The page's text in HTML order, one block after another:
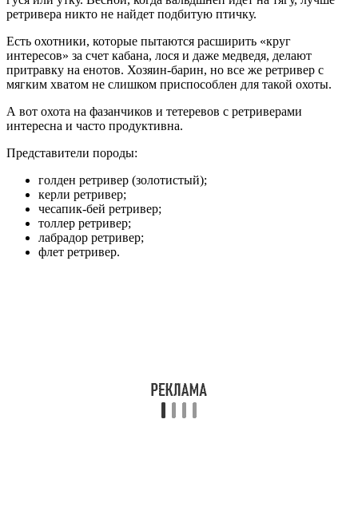
ретривера никто не найдет подбитую птичку.
Есть охотники, которые пытаются расширить «круг
интересов» за счет кабана, лося и даже медведя, делают
притравку на енотов. Хозяин-барин, но все же ретривер с
мягким хватом не слишком приспособлен для такой охоты.
А вот охота на фазанчиков и тетеревов с ретриверами
интересна и часто продуктивна.
Представители породы:
голден ретривер (золотистый);
керли ретривер;
чесапик-бей ретривер;
толлер ретривер;
лабрадор ретривер;
флет ретривер.